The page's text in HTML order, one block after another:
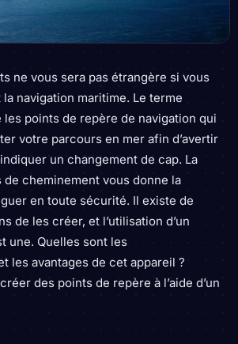
ne vous sera pas étrangère si vous
navigation maritime. Le terme
les points de repère de navigation qui
votre parcours en mer afin d’avertir
un changement de cap. La
cheminement vous donne la
en toute sécurité. Il existe de
de les créer, et l’utilisation d’un
une. Quelles sont les
les avantages de cet appareil ?
des points de repère à l’aide d’un